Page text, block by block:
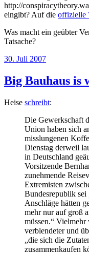
http://
eingibt? Auf die offizielle
Was macht ein geübter
Tatsache?
Veröffentlicht
30. Juli 2007
Big Bauhaus is
Heise schreibt:
Die Gewerkschaft
Union haben sich
misslungenen
Dienstag derweil
in Deutschland
Vorsitzende
zunehmende
Extremisten
Bundesrepublik sei
Anschläge hätten
mehr nur auf groß
müssen.“
verblendeter und
„die sich die
zusammenkaufen